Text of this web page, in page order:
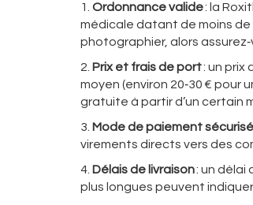
1. Ordonnance valide: la
médicale datant de moins de
photographier, alors
2. Prix et frais de port: un prix
moyen (environ 20‑30 € pour
gratuite à partir d’un certain
3. Mode de paiement sécurisé
virements directs vers des
4. Délais de livraison: un délai
plus longues peuvent